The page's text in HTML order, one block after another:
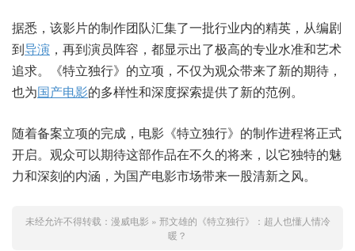
据悉，该影片的制作团队汇集了一批行业内的精英，从编剧
到导演 ，再到演员阵容，都显示出了极高的专业水准和艺术
追求。《特立独行》的立项，不仅为观众带来了新的期待，
也为国产电影的多样性和深度探索提供了新的范例。
随着备案立项的完成，电影《特立独行》的制作进程将正式
开启。观众可以期待这部作品在不久的将来，以它独特的魅
力和深刻的内涵，为国产电影市场带来一股清新之风。
未经允许不得转载： 漫威电影 » 邢文雄的《特立独行》：超人也懂人情冷
暖？